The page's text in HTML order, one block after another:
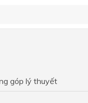
trả lời cho câu hỏi của
góp lý thuyết